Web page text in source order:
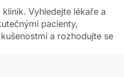
Vyhledejte lékaře a
pacienty,
a rozhodujte se